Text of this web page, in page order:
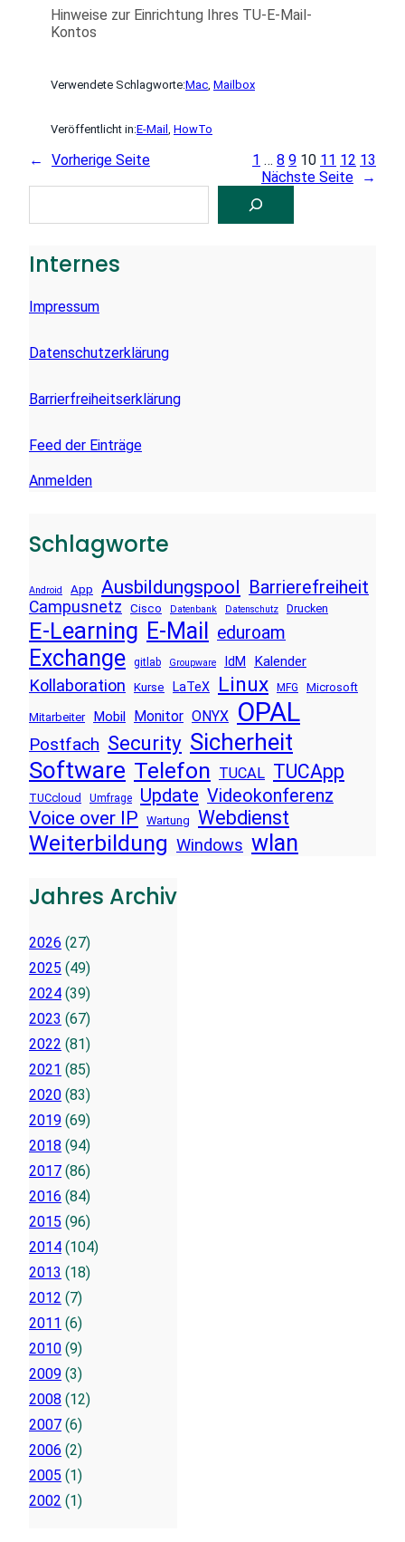
Hinweise zur Einrichtung Ihres TU-E-Mail-
Kontos
Verwendete Schlagworte:Mac, Mailbox
Veröffentlicht in:E-Mail , HowTo
← Vorherige Seite 1 … 8 9 10 11 12 13
Nächste Seite
→
C
Internes
Impressum
Datenschutzerklärung
Barrierfreiheitserklärung
Feed der Einträge
Anmelden
Schlagworte
Android App Ausbildungspool Barrierefreiheit
Campusnetz Cisco Datenbank Datenschutz Drucken
E-Learning E-Mail eduroam
Exchange gitlab Groupware IdM Kalender
Kollaboration Kurse LaTeX Linux MFG Microsoft
Mitarbeiter Mobil Monitor ONYX OPAL
Postfach Security Sicherheit
Software Telefon TUCAL TUCApp
TUCcloud Umfrage Update Videokonferenz
Voice over IP Wartung Webdienst
Weiterbildung Windows wlan
Jahres Archiv
2026 (27)
2025 (49)
2024 (39)
2023 (67)
2022 (81)
2021 (85)
2020 (83)
2019 (69)
2018 (94)
2017 (86)
2016 (84)
2015 (96)
2014 (104)
2013 (18)
2012 (7)
2011 (6)
2010 (9)
2009 (3)
2008 (12)
2007 (6)
2006 (2)
2005 (1)
2002 (1)